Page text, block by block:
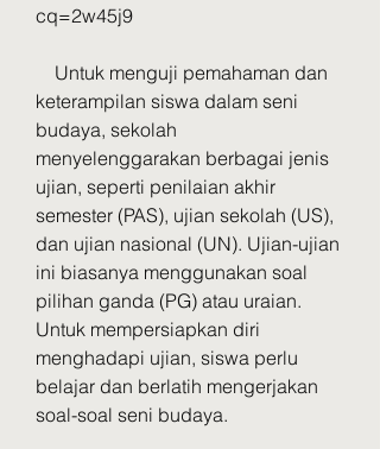
cq=2w45j9
keterampilan siswa dalam seni
budaya, sekolah
menyelenggarakan berbagai jenis
ujian, seperti penilaian akhir
semester (PAS), ujian sekolah (US),
dan ujian nasional (UN). Ujian-ujian
ini biasanya menggunakan soal
pilihan ganda (PG) atau uraian.
Untuk mempersiapkan diri
menghadapi ujian, siswa perlu
belajar dan berlatih mengerjakan
soal-soal seni budaya.